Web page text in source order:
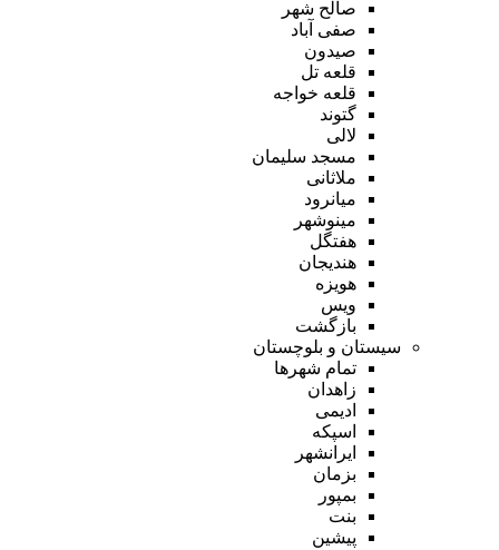
صالح شهر
صفی آباد
صیدون
قلعه تل
قلعه خواجه
گتوند
لالی
مسجد سلیمان
ملاثانی
میانرود
مینوشهر
هفتگل
هندیجان
هویزه
ویس
بازگشت
سیستان و بلوچستان
تمام شهر‌ها
زاهدان
ادیمی
اسپکه
ایرانشهر
بزمان
بمپور
بنت
پیشین